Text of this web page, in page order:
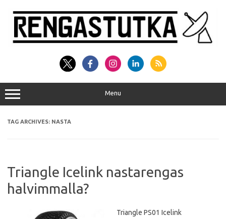
content
Menu
TAG ARCHIVES: NASTA
Triangle Icelink nastarengas
halvimmalla?
Triangle PS01 Icelink